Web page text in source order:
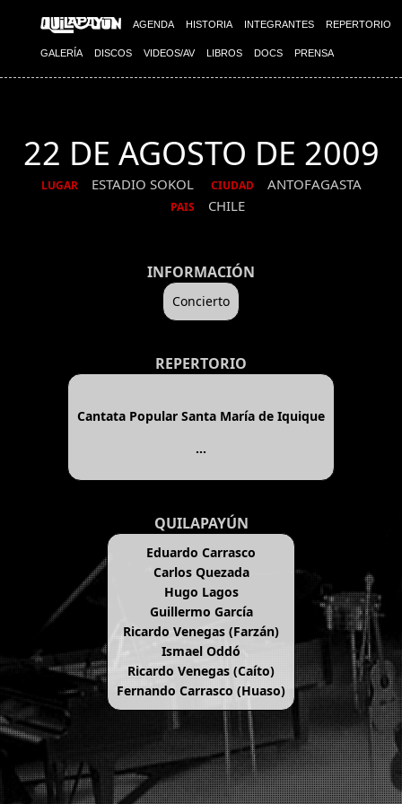
AGENDA HISTORIA INTEGRANTES REPERTORIO
GALERÍA DISCOS VIDEOS/AV LIBROS DOCS PRENSA
22 DE AGOSTO DE 2009
LUGAR ESTADIO SOKOL CIUDAD ANTOFAGASTA
PAIS CHILE
INFORMACIÓN
Concierto
REPERTORIO
Cantata Popular Santa María de Iquique
...
QUILAPAYÚN
Eduardo Carrasco
Carlos Quezada
Hugo Lagos
Guillermo García
Ricardo Venegas (Farzán)
Ismael Oddó
Ricardo Venegas (Caíto)
Fernando Carrasco (Huaso)